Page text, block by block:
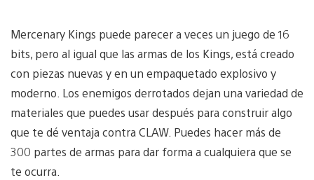
Mercenary Kings puede parecer a veces un juego de 16
bits, pero al igual que las armas de los Kings, está creado
con piezas nuevas y en un empaquetado explosivo y
moderno. Los enemigos derrotados dejan una variedad de
materiales que puedes usar después para construir algo
que te dé ventaja contra CLAW. Puedes hacer más de
300 partes de armas para dar forma a cualquiera que se
te ocurra.